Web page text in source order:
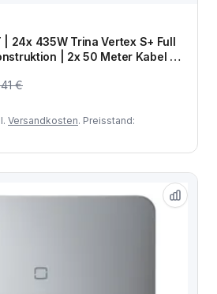
| 24x 435W Trina Vertex S+ Full
| 2x 50 Meter Kabel |
€
Versandkosten. Preisstand: